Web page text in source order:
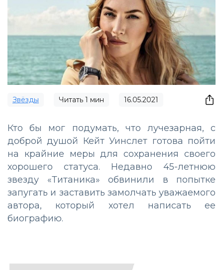
Звёзды Читать 1 мин 16.05.2021
Кто бы мог подумать, что лучезарная, с
доброй душой Кейт Уинслет готова пойти
на крайние меры для сохранения своего
хорошего статуса. Недавно 45-летнюю
звезду «Титаника» обвинили в попытке
запугать и заставить замолчать уважаемого
автора, который хотел написать ее
биографию.